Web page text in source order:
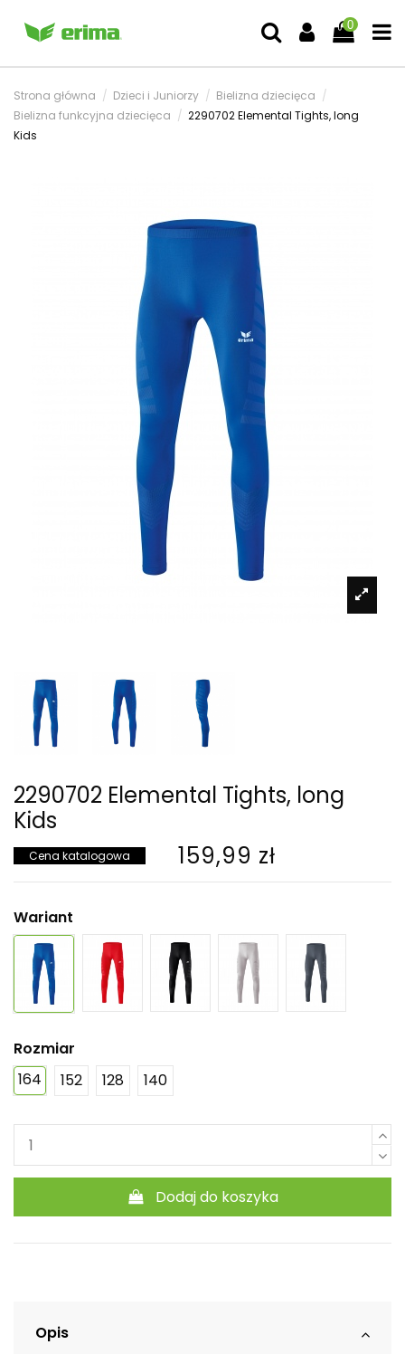
0
Strona główna Dzieci i Juniorzy
Bielizna dziecięca
Bielizna funkcyjna dziecięca
2290702 Elemental Tights, long
Kids
2290702 Elemental Tights, long
Kids
Cena katalogowa 159,99 zł
Wariant
Rozmiar
164
152 128 140
Dodaj do koszyka
Opis